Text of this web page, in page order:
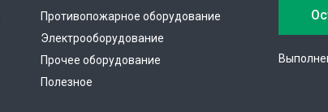
Противопожарное оборудование
Электрооборудование
Прочее оборудование
Полезное